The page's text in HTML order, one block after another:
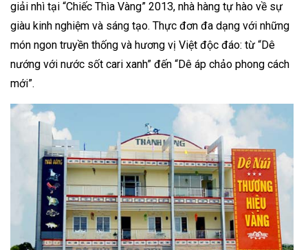
giải nhì tại “Chiếc Thìa Vàng” 2013, nhà hàng tự hào về sự
giàu kinh nghiệm và sáng tạo. Thực đơn đa dạng với những
món ngon truyền thống và hương vị Việt độc đáo: từ “Dê
nướng với nước sốt cari xanh” đến “Dê áp chảo phong cách
mới”.